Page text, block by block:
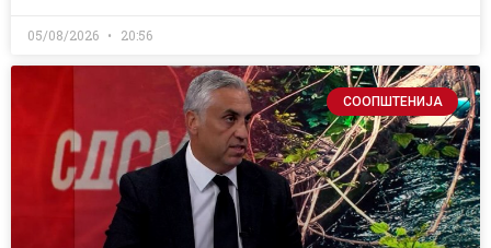
05/08/2026 20:56
СООПШТЕНИЈА